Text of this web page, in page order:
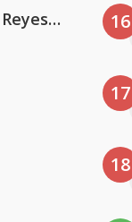
Kris Kross Amsterdam. Sofia Reyes & Tinie Tempah 16
17
18